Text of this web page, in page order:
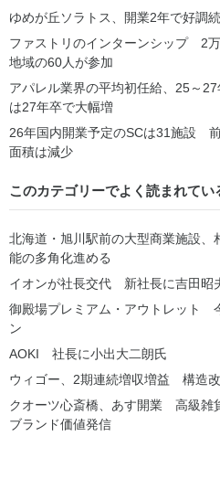
ゆめが丘ソラトス、開業2年で好調
ファストリのインターンシップ 2
地域の60人が参加
アパレル業界の平均初任給、25～
は27年卒で大幅増
26年国内開業予定のSCは31施設
面積は減少
このカテゴリーでよく読まれてい
北海道・旭川駅前の大型商業施設
能の多角化進める
イオンが社長交代 新社長に吉田
御殿場プレミアム・アウトレット
ン
AOKI 社長に小出大二朗氏
ウィゴー、2期連続増収増益 構造
クオーツ心斎橋、あす開業 高級
ブランド価値発信